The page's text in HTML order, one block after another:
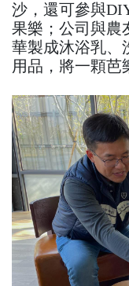
沙，還可參與
果樂；公司與農
華製成沐浴乳、
用品，將一顆芭